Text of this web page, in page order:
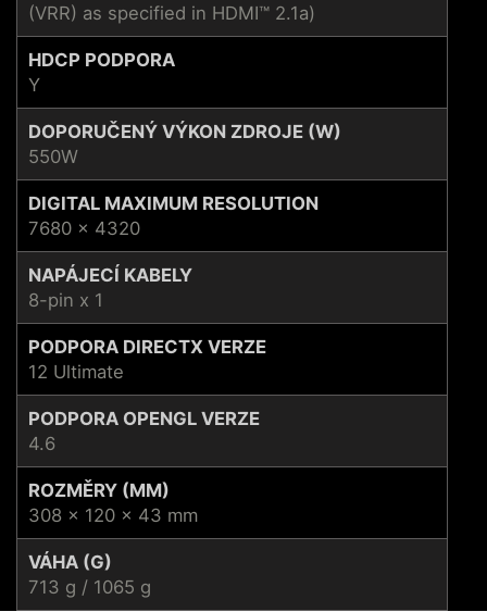
(VRR) as specified in HDMI™ 2.1a)
HDCP PODPORA
Y
DOPORUČENÝ VÝKON ZDROJE (W)
550W
DIGITAL MAXIMUM RESOLUTION
7680 x 4320
NAPÁJECÍ KABELY
8-pin x 1
PODPORA DIRECTX VERZE
12 Ultimate
PODPORA OPENGL VERZE
4.6
ROZMĚRY (MM)
308 x 120 x 43 mm
VÁHA (G)
713 g / 1065 g